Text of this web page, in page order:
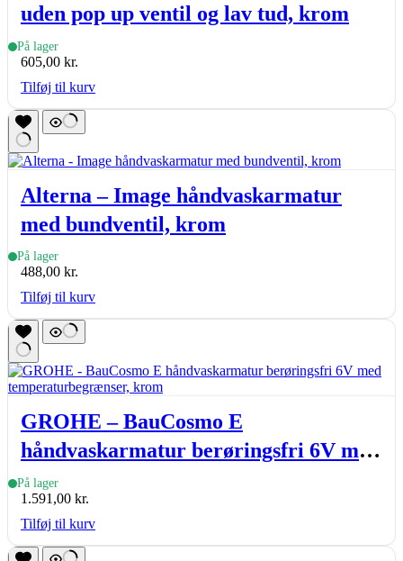
uden pop up ventil og lav tud, krom
På lager
605,00 kr.
Tilføj til kurv
Alterna – Image håndvaskarmatur
med bundventil, krom
På lager
488,00 kr.
Tilføj til kurv
GROHE – BauCosmo E
håndvaskarmatur berøringsfri 6V med
temperaturbegrænser, krom
På lager
1.591,00 kr.
Tilføj til kurv